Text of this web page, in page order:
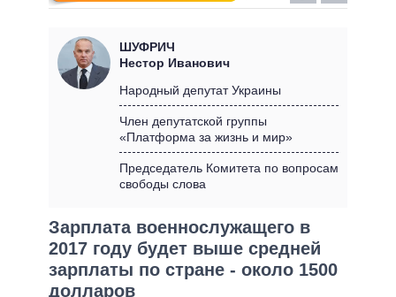
СОБЫТИЯ
СТАТЬИ
МНЕНИЯ
ОБЗОРЫ
ДАЙДЖЕСТЫ
ЭКОНОМИКА
МИР
ВСЕ ПОЛИТИКИ
ПРЕЗИДЕНТ И ОФИС
КАБИНЕТ МИНИСТРОВ
ГЛАВЫ ОБЛАДМИНИСТРАЦИЙ
ИНФОГРАФИКА
ВИДЕО
ПОДДЕРЖАТЬ
СРАВНЕНИЕ ПОЛИТИКОВ
ШУФРИЧ
Нестор Иванович
Народный депутат Украины
Член депутатской группы
«Платформа за жизнь и мир»
Председатель Комитета по вопросам
свободы слова
Зарплата военнослужащего в
2017 году будет выше средней
зарплаты по стране - около 1500
долларов